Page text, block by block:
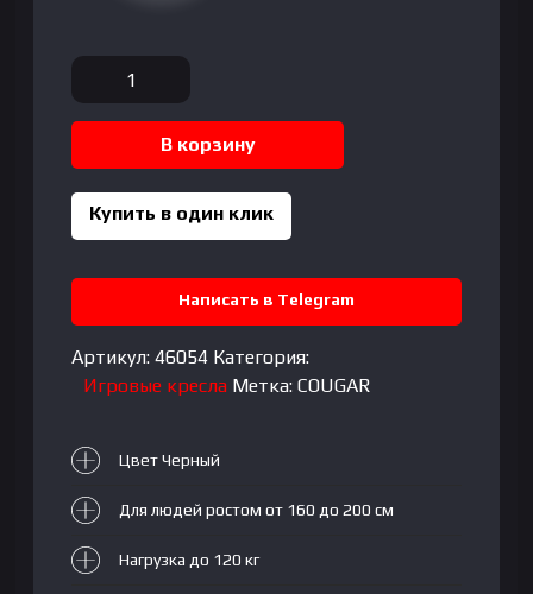
Количество
товара
Cougar
В корзину
Купить в один клик
Написать в Telegram
Артикул:46054 Категория:
Игровые кресла Метка:COUGAR
Цвет Черный
Для людей ростом от 160 до 200 см
Нагрузка до 120 кг